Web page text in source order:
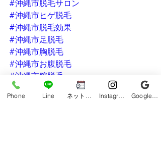
#沖縄市脱毛サロン
#沖縄市ヒゲ脱毛
#沖縄市脱毛効果
#沖縄市足脱毛
#沖縄市胸脱毛
#沖縄市お腹脱毛
#沖縄市腕脱毛
#保湿
#沖縄市最安値
Phone Line